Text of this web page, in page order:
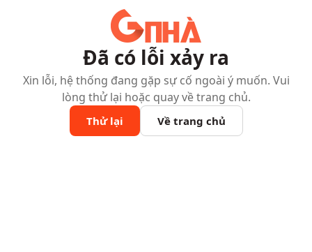
Đã có lỗi xảy ra
Xin lỗi, hệ thống đang gặp sự cố ngoài ý muốn. Vui
lòng thử lại hoặc quay về trang chủ.
Thử lại Về trang chủ